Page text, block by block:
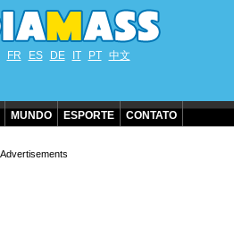
FR ES DE IT PT 中文
MUNDO ESPORTE CONTATO